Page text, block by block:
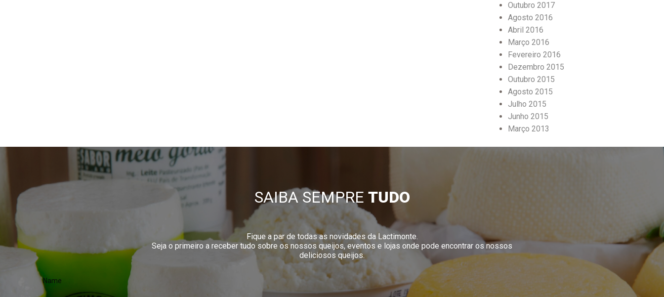
Outubro 2017
Agosto 2016
Abril 2016
Março 2016
Fevereiro 2016
Dezembro 2015
Outubro 2015
Agosto 2015
Julho 2015
Junho 2015
Março 2013
SAIBA SEMPRE TUDO
Fique a par de todas as novidades da Lactimonte.
Seja o primeiro a receber tudo sobre os nossos queijos, eventos e lojas onde pode encontrar os nossos
deliciosos queijos.
Name